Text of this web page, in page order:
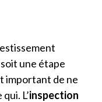
soit une étape
important de ne
L’inspection